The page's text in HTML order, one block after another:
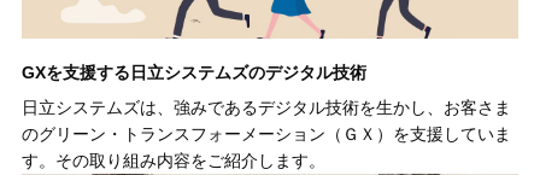
GXを支援する日立システムズのデジタル技術
日立システムズは、強みであるデジタル技術を生かし、お客さま
のグリーン・トランスフォーメーション（ＧＸ）を支援していま
す。その取り組み内容をご紹介します。